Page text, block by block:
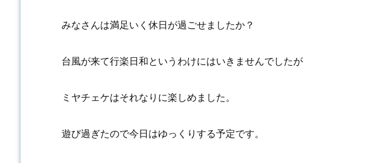
みなさんは満足いく休日が過ごせましたか？
台風が来て行楽日和というわけにはいきませんでしたが
ミヤチェケはそれなりに楽しめました。
遊び過ぎたので今日はゆっくりする予定です。